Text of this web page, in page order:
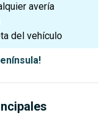
avería
del vehículo